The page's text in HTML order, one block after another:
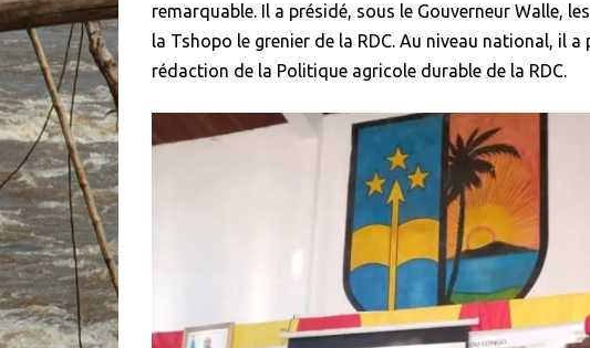
remarquable. Il a présidé, sous le Gouverneur Walle,
la Tshopo le grenier de la RDC. Au niveau national, il
rédaction de la Politique agricole durable de la RDC.